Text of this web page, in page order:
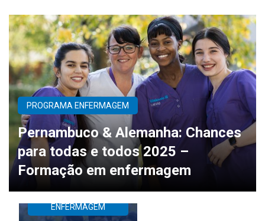
PROGRAMA ENFERMAGEM
Pernambuco & Alemanha: Chances
para todas e todos 2025 –
Formação em enfermagem
ENFERMAGEM